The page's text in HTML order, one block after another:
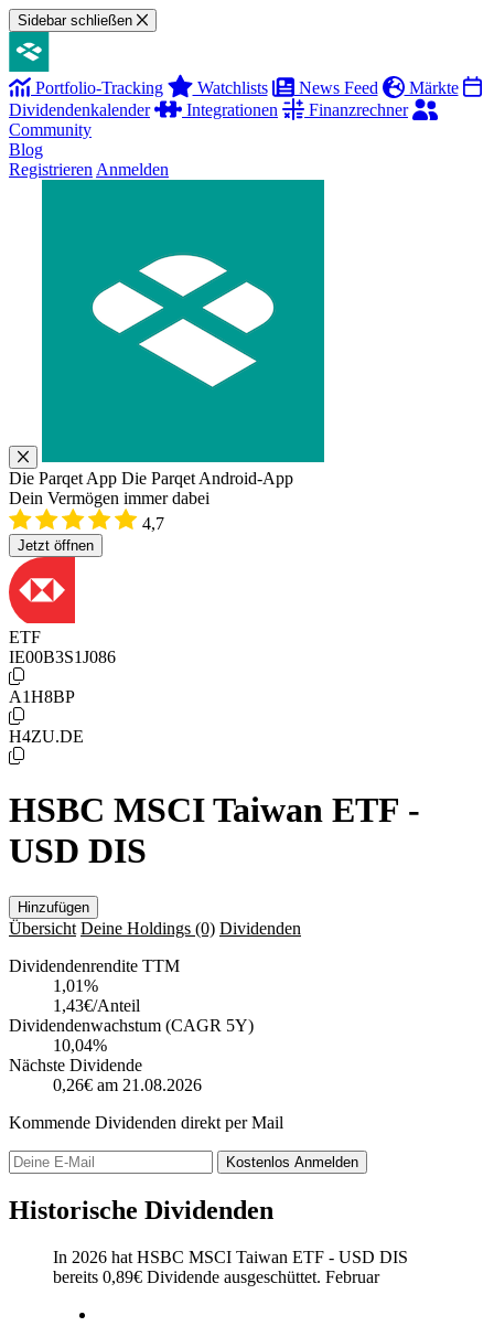
Sidebar schließen
Portfolio-Tracking Watchlists News Feed
Märkte
Dividendenkalender
Integrationen
Finanzrechner
Community
Blog
Registrieren Anmelden
Die Parqet App Die Parqet Android-App
Dein Vermögen immer dabei
4,7
Jetzt öffnen
ETF
IE00B3S1J086
A1H8BP
H4ZU.DE
HSBC MSCI Taiwan ETF -
USD DIS
Hinzufügen
Übersicht Deine Holdings (0) Dividenden
Dividendenrendite TTM
1,01%
1,43€/Anteil
Dividendenwachstum (CAGR 5Y)
10,04%
Nächste Dividende
0,26€ am 21.08.2026
Kommende Dividenden direkt per Mail
Kostenlos Anmelden
Historische Dividenden
In 2026 hat HSBC MSCI Taiwan ETF - USD DIS
bereits 0,89€ Dividende ausgeschüttet. Februar